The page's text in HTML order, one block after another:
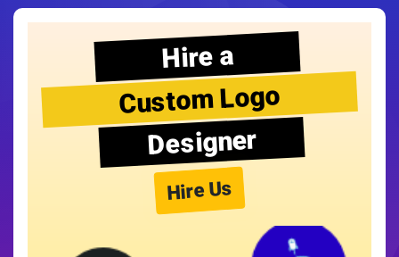
Hire a
Custom Logo
Designer
Hire Us